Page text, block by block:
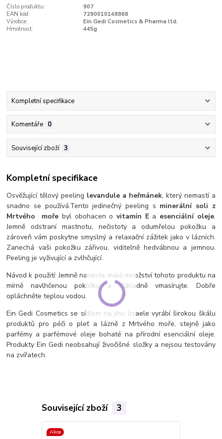
Číslo produktu:
907
EAN kód:
7290010148868
Výrobce:
Ein Gedi Cosmetics & Pharma ltd.
Hmotnost:
445g
Kompletní specifikace
Komentáře 0
Související zboží 3
Kompletní specifikace
Osvěžující tělový peeling levandule a heřmánek, který nemastí a
snadno se používá.Tento jedinečný peeling s minerální soli z
Mrtvého
moře byl obohacen ovitamín Ea esenciální oleje.
Jemně odstraní mastnotu, nečistoty a odumřelou pokožku a
zároveň vám poskytne smyslný a relaxační zážitek jako v lázních.
Zanechá vaši pokožku zářivou, viditelně hedvábnou a jemnou.
Peeling je vyživující a zvlhčující.
Návod k použití: Jemně naneste malé množství tohoto produktu na
mírně navlhčenou pokožku a důkladně vmasírujte. Dobře
opláchněte teplou vodou.
Ein Gedi Cosmetics se sídlem na jihu Izraele vyrábí širokou škálu
produktů pro péči o pleť a lázně z Mrtvého moře, stejně jako
parfémy a parfémové oleje bohaté na přírodní esenciální oleje.
Produkty Ein Gedi neobsahují živočišné složky a nejsou testovány
na zvířatech.
Související zboží 3
Akce